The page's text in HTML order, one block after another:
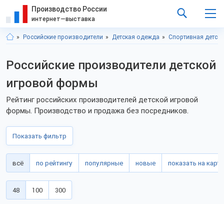
Производство России
интернет—выставка
Российские производители Детская одежда Спортивная
Российские производители детской
игровой формы
Рейтинг российских производителей детской игровой
формы. Производство и продажа без посредников.
Показать фильтр
всё по рейтингу популярные новые показать на карте
48 100 300